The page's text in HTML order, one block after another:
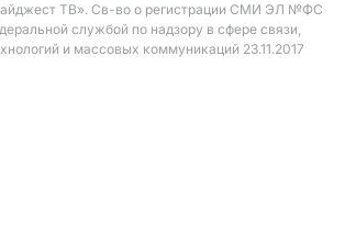
ТВ». Св-во о регистрации СМИ ЭЛ №ФС
службой по надзору в сфере связи,
и массовых коммуникаций 23.11.2017